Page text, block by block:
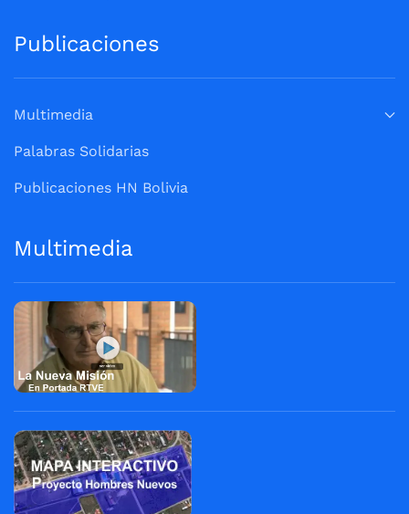
Publicaciones
Multimedia
Palabras Solidarias
Publicaciones HN Bolivia
Multimedia